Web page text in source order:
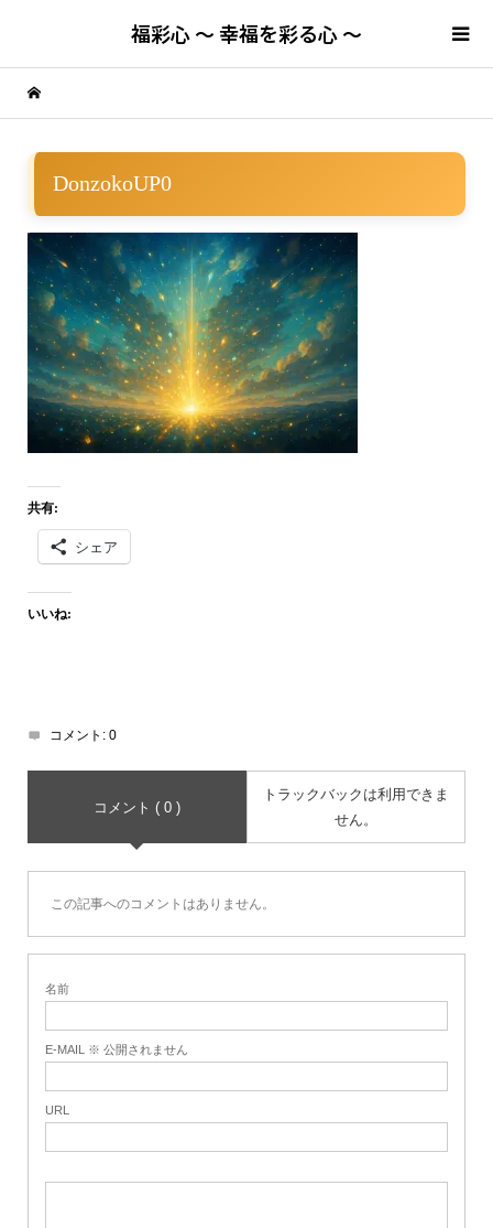
福彩心 ～ 幸福を彩る心 ～
DonzokoUP0
共有:
シェア
いいね:
コメント: 0
コメント ( 0 )
トラックバックは利用できま
せん。
この記事へのコメントはありません。
名前
E-MAIL ※ 公開されません
URL